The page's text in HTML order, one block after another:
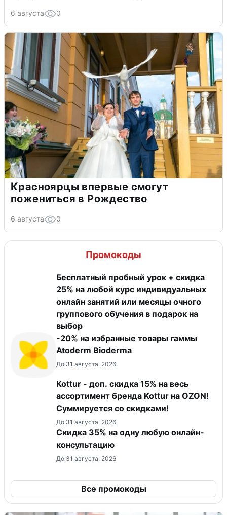
6 августа 0
Красноярцы впервые смогут
пожениться в Рождество
6 августа 0
Промокоды
Бесплатный пробный урок + скидка
25% на любой курс индивидуальных
онлайн занятий или месяцы очного
группового обучения в подарок на
выбор
-20% на избранные товары гаммы
Atoderm Bioderma
До 31 августа, 2026
Kottur - доп. скидка 15% на весь
ассортимент бренда Kottur на OZON!
Суммируется со скидками!
До 31 августа, 2026
Скидка 35% на одну любую онлайн-
консультацию
До 31 августа, 2026
Все промокоды